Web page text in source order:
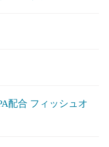
配合 フィッシュオ